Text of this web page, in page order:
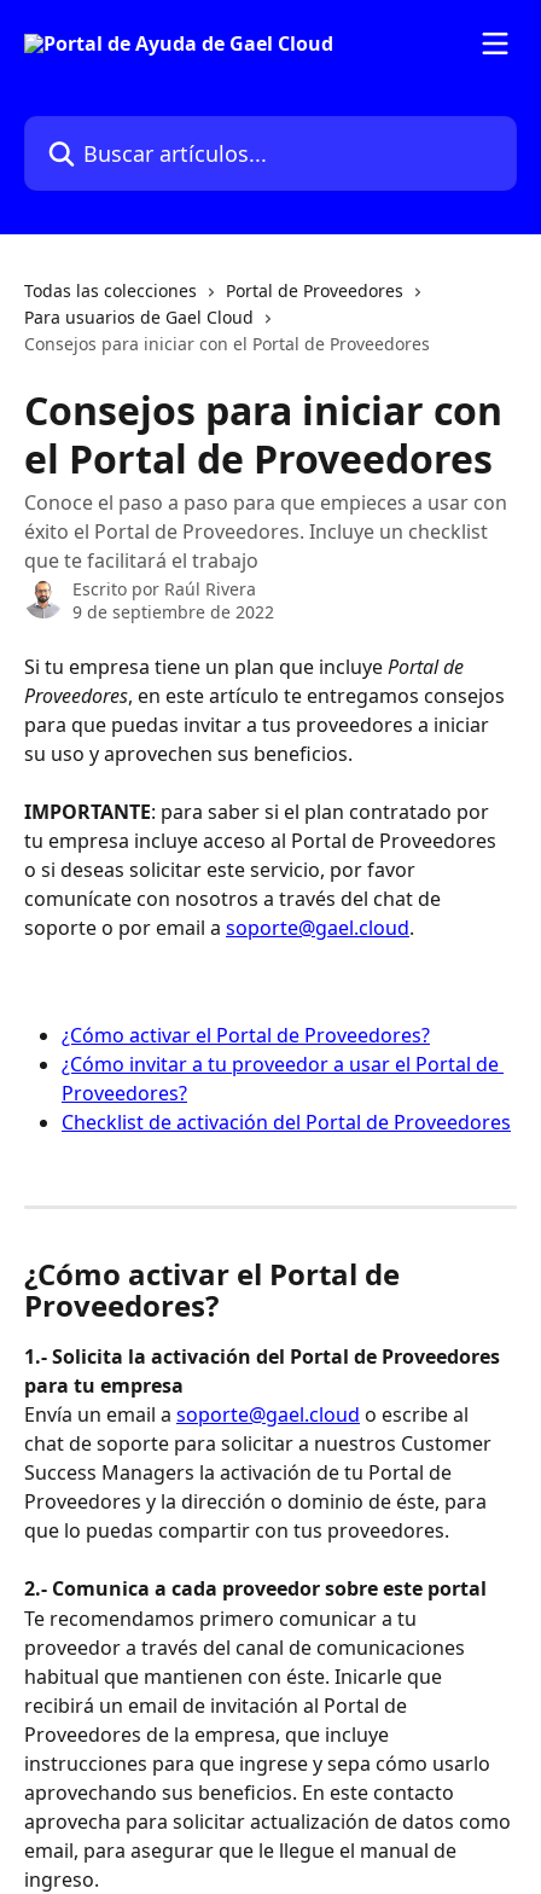
Buscar artículos...
Todas las colecciones
Portal de Proveedores
Para usuarios de Gael Cloud
Consejos para iniciar con el Portal de Proveedores
Consejos para iniciar con
el Portal de Proveedores
Conoce el paso a paso para que empieces a usar con
éxito el Portal de Proveedores. Incluye un checklist
que te facilitará el trabajo
Escrito por Raúl Rivera
9 de septiembre de 2022
Si tu empresa tiene un plan que incluye Portal de
Proveedores, en este artículo te entregamos consejos
para que puedas invitar a tus proveedores a iniciar
su uso y aprovechen sus beneficios.
IMPORTANTE: para saber si el plan contratado por
tu empresa incluye acceso al Portal de Proveedores
o si deseas solicitar este servicio, por favor
comunícate con nosotros a través del chat de
soporte o por email a soporte@gael.cloud.
¿Cómo activar el Portal de Proveedores?
¿Cómo invitar a tu proveedor a usar el Portal de
Proveedores?
Checklist de activación del Portal de Proveedores
¿Cómo activar el Portal de
Proveedores?
1.- Solicita la activación del Portal de Proveedores
para tu empresa
Envía un email a soporte@gael.cloud o escribe al
chat de soporte para solicitar a nuestros Customer
Success Managers la activación de tu Portal de
Proveedores y la dirección o dominio de éste, para
que lo puedas compartir con tus proveedores.
2.- Comunica a cada proveedor sobre este portal
Te recomendamos primero comunicar a tu
proveedor a través del canal de comunicaciones
habitual que mantienen con éste. Inicarle que
recibirá un email de invitación al Portal de
Proveedores de la empresa, que incluye
instrucciones para que ingrese y sepa cómo usarlo
aprovechando sus beneficios. En este contacto
aprovecha para solicitar actualización de datos como
email, para asegurar que le llegue el manual de
ingreso.